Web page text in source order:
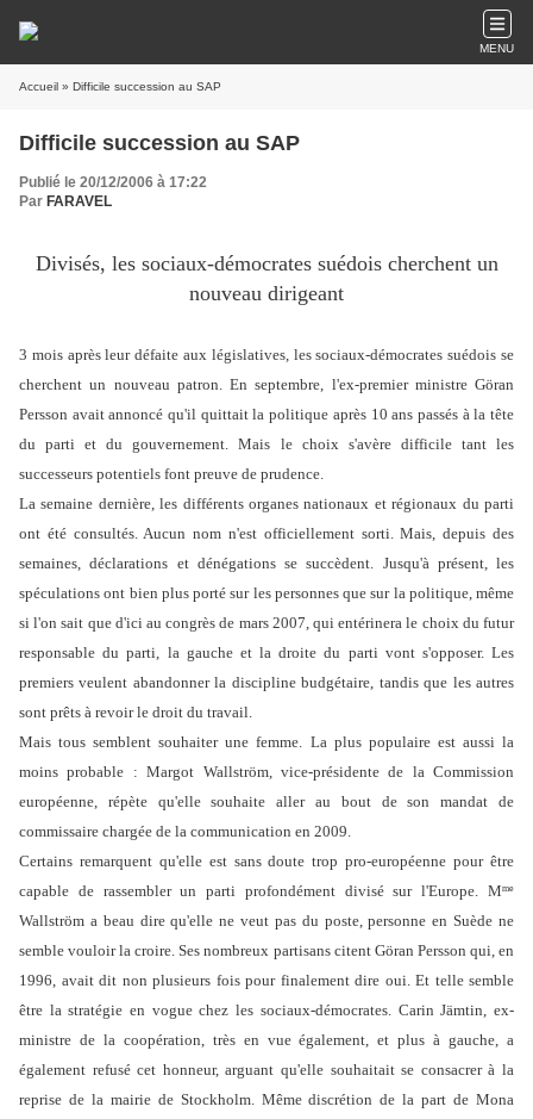
MENU
Accueil » Difficile succession au SAP
Difficile succession au SAP
Publié le 20/12/2006 à 17:22
Par FARAVEL
Divisés, les sociaux-démocrates suédois cherchent un
nouveau dirigeant
3 mois après leur défaite aux législatives, les sociaux-démocrates suédois se
cherchent un nouveau patron. En septembre, l'ex-premier ministre Göran
Persson avait annoncé qu'il quittait la politique après 10 ans passés à la tête
du parti et du gouvernement. Mais le choix s'avère difficile tant les
successeurs potentiels font preuve de prudence.
La semaine dernière, les différents organes nationaux et régionaux du parti
ont été consultés. Aucun nom n'est officiellement sorti. Mais, depuis des
semaines, déclarations et dénégations se succèdent. Jusqu'à présent, les
spéculations ont bien plus porté sur les personnes que sur la politique, même
si l'on sait que d'ici au congrès de mars 2007, qui entérinera le choix du futur
responsable du parti, la gauche et la droite du parti vont s'opposer. Les
premiers veulent abandonner la discipline budgétaire, tandis que les autres
sont prêts à revoir le droit du travail.
Mais tous semblent souhaiter une femme. La plus populaire est aussi la
moins probable : Margot Wallström, vice-présidente de la Commission
européenne, répète qu'elle souhaite aller au bout de son mandat de
commissaire chargée de la communication en 2009.
Certains remarquent qu'elle est sans doute trop pro-européenne pour être
capable de rassembler un parti profondément divisé sur l'Europe. Mme
Wallström a beau dire qu'elle ne veut pas du poste, personne en Suède ne
semble vouloir la croire. Ses nombreux partisans citent Göran Persson qui, en
1996, avait dit non plusieurs fois pour finalement dire oui. Et telle semble
être la stratégie en vogue chez les sociaux-démocrates. Carin Jämtin, ex-
ministre de la coopération, très en vue également, et plus à gauche, a
également refusé cet honneur, arguant qu'elle souhaitait se consacrer à la
reprise de la mairie de Stockholm. Même discrétion de la part de Mona